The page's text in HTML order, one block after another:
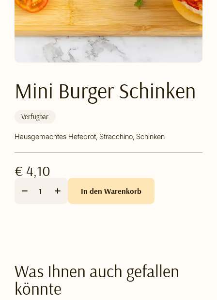
Mini Burger Schinken
Verfügbar
Hausgemachtes Hefebrot, Stracchino, Schinken
€ 4,10
In den Warenkorb
Was Ihnen auch gefallen
könnte